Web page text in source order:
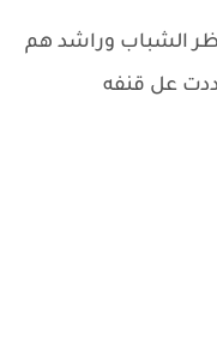
الشباب وراشد هم
عل قنفه